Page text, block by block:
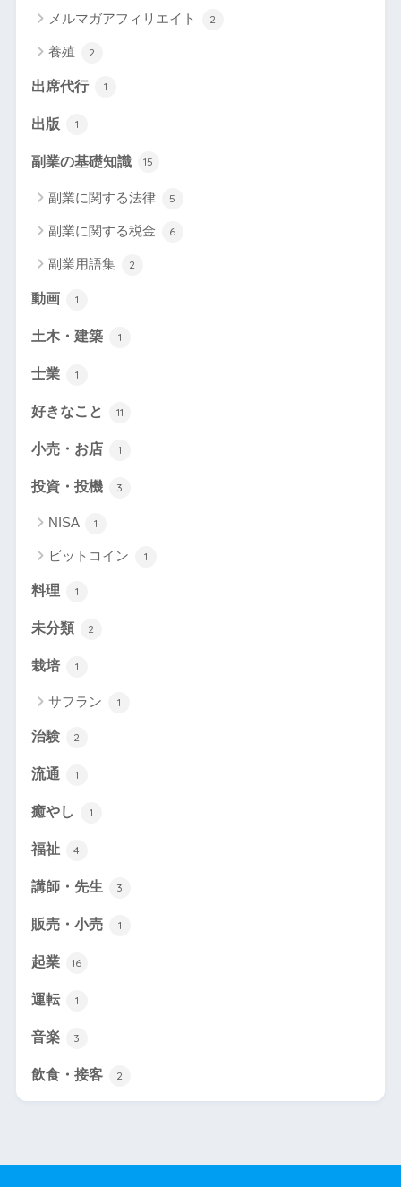
メルマガアフィリエイト 2
養殖 2
出席代行 1
出版 1
副業の基礎知識 15
副業に関する法律 5
副業に関する税金 6
副業用語集 2
動画 1
土木・建築 1
士業 1
好きなこと 11
小売・お店 1
投資・投機 3
NISA 1
ビットコイン 1
料理 1
未分類 2
栽培 1
サフラン 1
治験 2
流通 1
癒やし 1
福祉 4
講師・先生 3
販売・小売 1
起業 16
運転 1
音楽 3
飲食・接客 2